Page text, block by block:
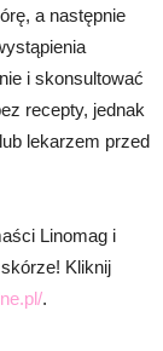
a następnie
i skonsultować
recepty, jednak
lekarzem przed
Linomag i
Kliknij
.